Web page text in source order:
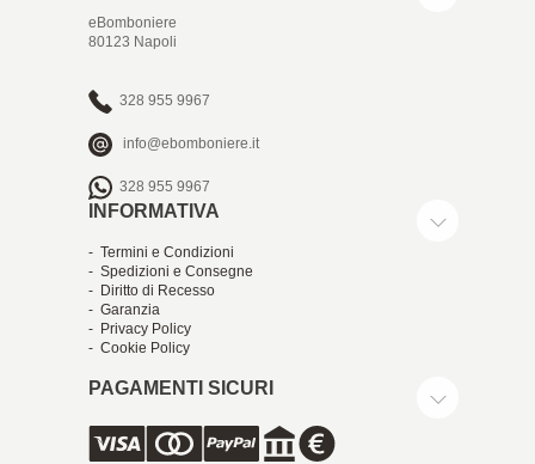
eBomboniere
80123 Napoli
328 955 9967
info@ebomboniere.it
328 955 9967
INFORMATIVA
- Termini e Condizioni
- Spedizioni e Consegne
- Diritto di Recesso
- Garanzia
- Privacy Policy
- Cookie Policy
PAGAMENTI SICURI